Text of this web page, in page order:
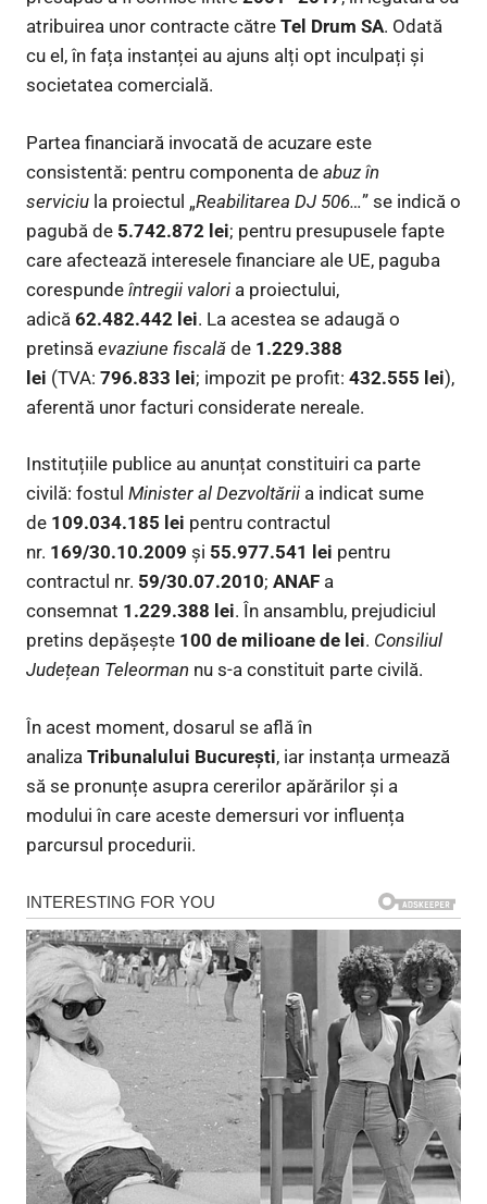
atribuirea unor contracte către Tel Drum SA. Odată
cu el, în fața instanței au ajuns alți opt inculpați și
societatea comercială.
Partea financiară invocată de acuzare este
consistentă: pentru componenta de abuz în
serviciu la proiectul „Reabilitarea DJ 506…” se indică o
pagubă de 5.742.872 lei; pentru presupusele fapte
care afectează interesele financiare ale UE, paguba
corespunde întregii valori a proiectului,
adică 62.482.442 lei. La acestea se adaugă o
pretinsă evaziune fiscală de 1.229.388
lei (TVA: 796.833 lei; impozit pe profit: 432.555 lei),
aferentă unor facturi considerate nereale.
Instituțiile publice au anunțat constituiri ca parte
civilă: fostul Minister al Dezvoltării a indicat sume
de 109.034.185 lei pentru contractul
nr. 169/30.10.2009 și 55.977.541 lei pentru
contractul nr. 59/30.07.2010; ANAF a
consemnat 1.229.388 lei. În ansamblu, prejudiciul
pretins depășește 100 de milioane de lei. Consiliul
Județean Teleorman nu s-a constituit parte civilă.
În acest moment, dosarul se află în
analiza Tribunalului București, iar instanța urmează
să se pronunțe asupra cererilor apărărilor și a
modului în care aceste demersuri vor influența
parcursul procedurii.